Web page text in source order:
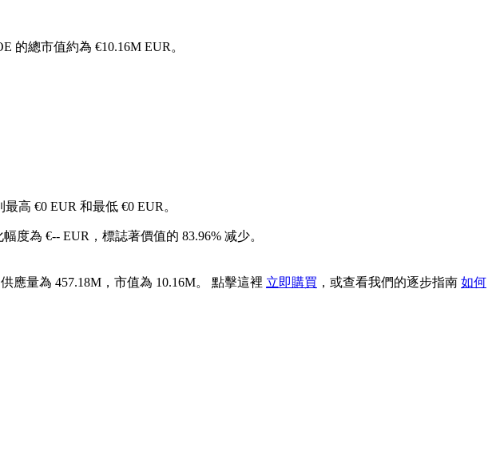
的總市值約為 €10.16M EUR。
高 €0 EUR 和最低 €0 EUR。
度為 €-- EUR，標誌著價值的 83.96% 减少。
應量為 457.18M，市值為 10.16M。 點擊這裡 立即購買 ，或查看我們的逐步指南 如何